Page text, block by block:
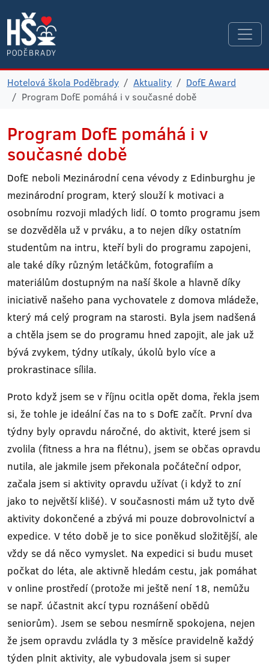
Hotelová škola Poděbrady Aktuality
DofE Award
Program DofE pomáhá i v současné době
Program DofE pomáhá i v
současné době
DofE neboli Mezinárodní cena vévody z Edinburghu je
mezinárodní program, který slouží k motivaci a
osobnímu rozvoji mladých lidí. O tomto programu jsem
se dozvěděla už v prváku, a to nejen díky ostatním
studentům na intru, kteří byli do programu zapojeni,
ale také díky různým letáčkům, fotografiím a
materiálům dostupným na naší škole a hlavně díky
iniciativě našeho pana vychovatele z domova mládeže,
který má celý program na starosti. Byla jsem nadšená
a chtěla jsem se do programu hned zapojit, ale jak už
bývá zvykem, týdny utíkaly, úkolů bylo více a
prokrastinace sílila.
Proto když jsem se v říjnu ocitla opět doma, řekla jsem
si, že tohle je ideální čas na to s DofE začít. První dva
týdny byly opravdu náročné, do aktivit, které jsem si
zvolila (fitness a hra na flétnu), jsem se občas opravdu
nutila, ale jakmile jsem překonala počáteční odpor,
začala jsem si aktivity opravdu užívat (i když to zní
jako to největší klišé). V současnosti mám už tyto dvě
aktivity dokončené a zbývá mi pouze dobrovolnictví a
expedice. V této době je to sice poněkud složitější, ale
vždy se dá něco vymyslet. Na expedici si budu muset
počkat do léta, ale aktivně hledám cestu, jak pomáhat
v online prostředí (protože mi ještě není 18, nemůžu
se např. účastnit akcí typu roznášení obědů
seniorům). Jsem se sebou nesmírně spokojena, nejen
že jsem opravdu zvládla ty 3 měsíce pravidelně každý
týden plnit aktivity, ale vybudovala jsem si super